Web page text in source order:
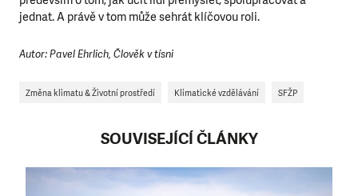
jednat. A právě v tom může sehrát klíčovou roli.
Autor: Pavel Ehrlich, Člověk v tísni
Změna klimatu & Životní prostředí Klimatické vzdělávání SFŽP
SOUVISEJÍCÍ ČLÁNKY